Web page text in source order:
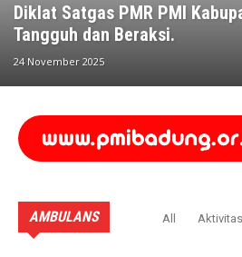
Diklat Satgas PMR PMI
Tangguh dan Beraksi.
24 November 2025
AMBULANS All